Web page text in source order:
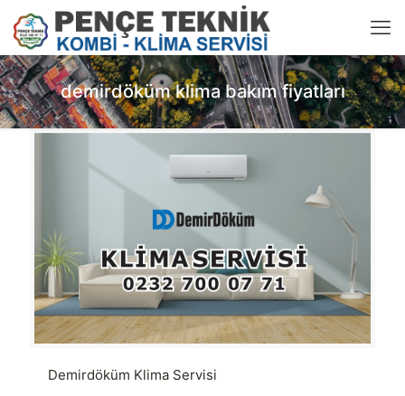
demirdöküm klima bakım fiyatları
Demirdöküm Klima Servisi